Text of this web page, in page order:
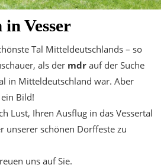
Vesser
Tal Mitteldeutschlands – so
als der mdr auf der Suche
in Mitteldeutschland war. Aber
Bild!
Lust, Ihren Ausflug in das Vessertal
unserer schönen Dorffeste zu
uns auf Sie.